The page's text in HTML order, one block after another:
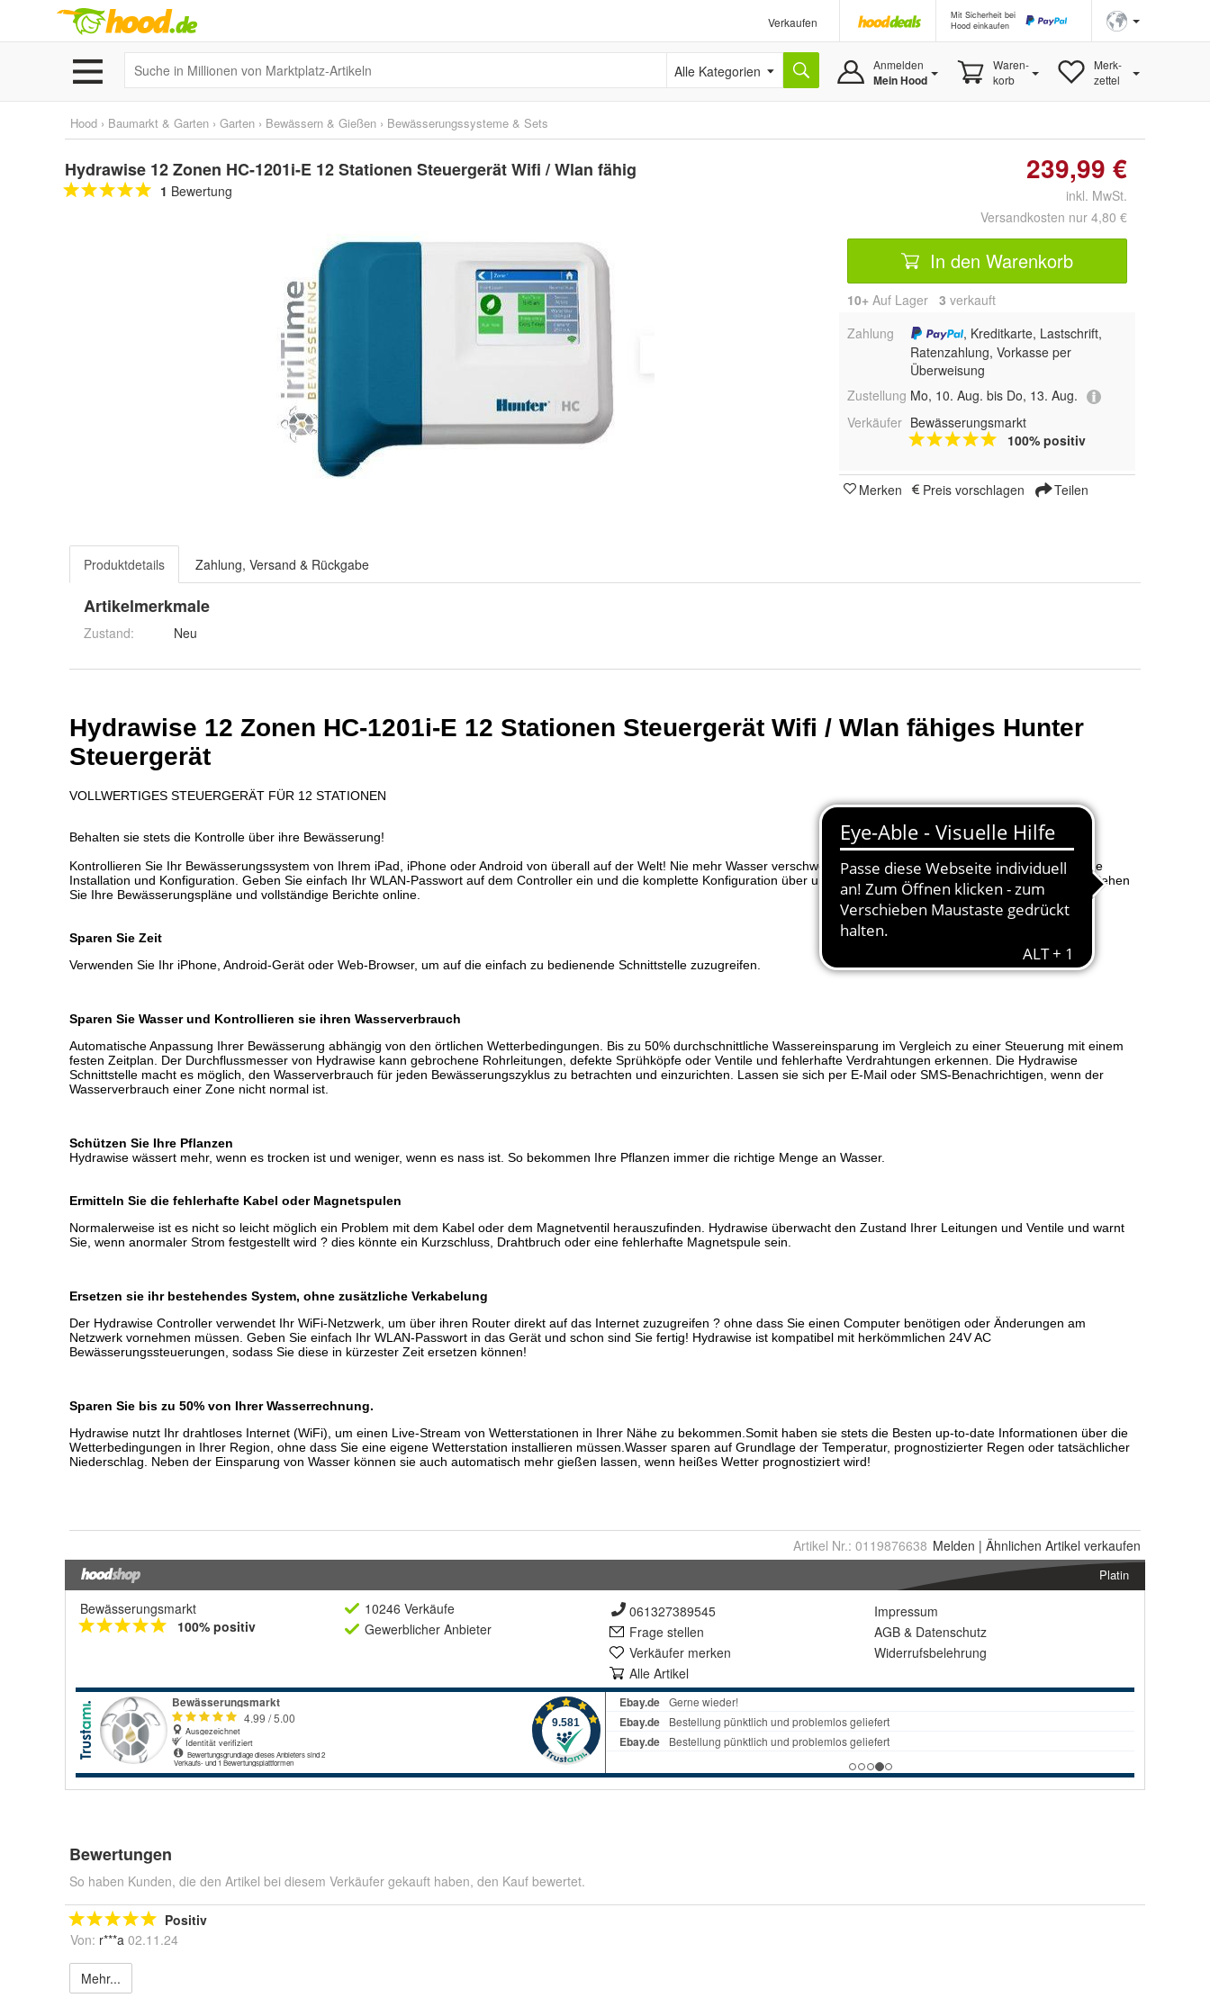
Verkaufen
Mit Sicherheit bei
Hood einkaufen
Alle Kategorien Anmelden
Mein Hood
Waren-
korb
Merk-
zettel
Hood › Baumarkt & Garten › Garten › Bewässern & Gießen › Bewässerungssysteme & Sets
Hydrawise 12 Zonen HC-1201i-E 12 Stationen Steuergerät Wifi / Wlan fähig
1 Bewertung
239,99 €
inkl. MwSt.
Versandkosten nur 4,80 €
In den Warenkorb
10+ Auf Lager 3 verkauft
Zahlung
, Kreditkarte, Lastschrift,
Ratenzahlung, Vorkasse per
Überweisung
Zustellung Mo, 10. Aug. bis Do, 13. Aug.
Verkäufer Bewässerungsmarkt
100% positiv
Merken Preis vorschlagen Teilen
Produktdetails Zahlung, Versand & Rückgabe
Artikelmerkmale
Zustand: Neu
Artikel Nr.: 0119876638 Melden | Ähnlichen Artikel verkaufen
Platin
Bewässerungsmarkt
100% positiv
10246 Verkäufe
Gewerblicher Anbieter
061327389545
Frage stellen
Verkäufer merken
Alle Artikel
Impressum
AGB & Datenschutz
Widerrufsbelehrung
Bewertungen
So haben Kunden, die den Artikel bei diesem Verkäufer gekauft haben, den Kauf bewertet.
Positiv
Von: r***a 02.11.24
Mehr...